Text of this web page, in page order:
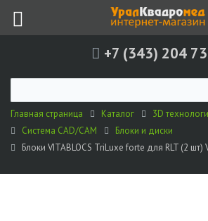
+7 (343) 204
Главная страница Каталог
3D
Система CAD/CAM
Блоки и диски
Блоки VITABLOCS TriLuxe forte для RLT (2 шт)